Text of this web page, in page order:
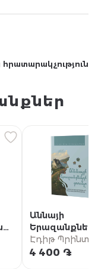
Աննայի
Երազանքների
տունը {5} /
«Աննան
Էդիթ Պրինտ
4 400 ֏